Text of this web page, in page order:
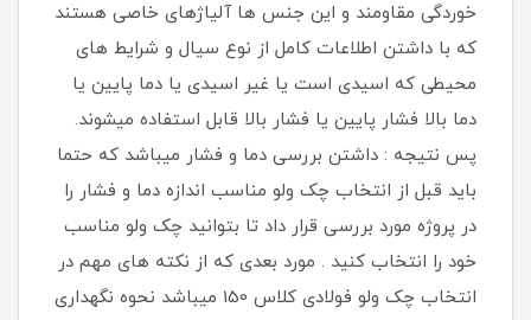
خوردگی مقاومند و این جنس ها آلیاژهای خاصی هستند
که با داشتن اطلاعات کامل از نوع سیال و شرایط های
محیطی که اسیدی است یا غیر اسیدی یا دما پایین یا
دما بالا فشار پایین یا فشار بالا قابل استفاده میشوند.
پس نتیجه : داشتن بررسی دما و فشار میباشد که حتما
باید قبل از انتخاب چک ولو مناسب اندازه دما و فشار را
در پروژه مورد بررسی قرار داد تا بتوانید چک ولو مناسب
خود را انتخاب کنید . مورد بعدی که از نکته های مهم در
انتخاب چک ولو فولادی کلاس 150 میباشد نحوه نگهداری